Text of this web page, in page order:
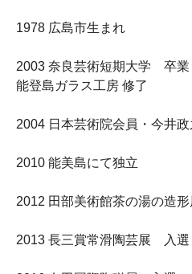
1978 広島市生まれ
2003 奈良芸術短期大学 卒業
能登島ガラス工房 修了
2004 日本芸術院会員・今井
2010 能美島にて独立
2012 田部美術館茶の湯の造
2013 長三賞常滑陶芸展 入選